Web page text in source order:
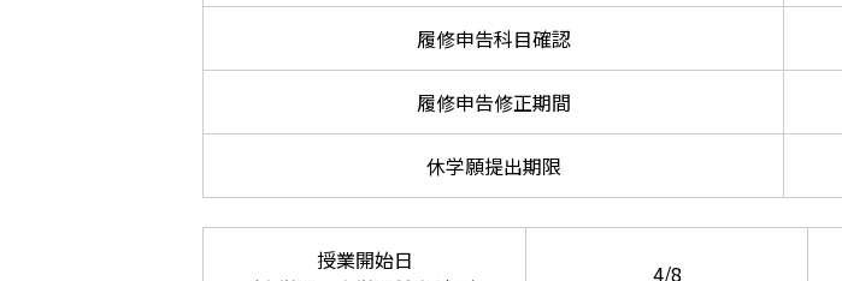
履修申告科目確認
履修申告修正期間
休学願提出期限
授業開始日
4/8